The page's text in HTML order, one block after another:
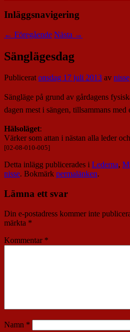
Inläggsnavigering
← Föregående Nästa →
Sänglägesdag
Publiceratonsdag 17 juli 2013 av nisse
Sängläge på grund av gårdagens
dagen mest i sängen, tillsammans med
Hälsoläget:
Värker som attan i nästan alla leder
[02-08-010-005]
Detta inlägg publicerades i Lederna,
nisse. Bokmärk permalänken.
Lämna ett svar
Din e-postadress kommer inte
märkta *
Kommentar *
Namn *